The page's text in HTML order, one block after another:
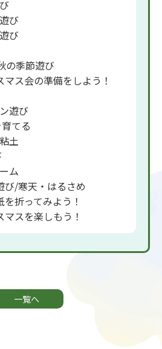
び
び
の季節遊び
ス会の準備をしよう！
遊び
てる
土
ム
び/寒天・はるさめ
折ってみよう！
スを楽しもう！
一覧へ